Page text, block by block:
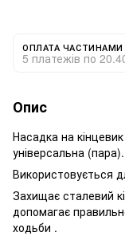
ОПЛАТА ЧАСТИНАМИ
5 платежів по
Опис
Насадка на
універсальна (пара).
Використовується
Захищає сталевий
допомагає
ходьби .